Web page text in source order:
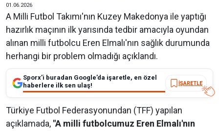
01.06.2026
A Milli Futbol Takımı'nın Kuzey Makedonya ile yaptığı
hazırlık maçının ilk yarısında tedbir amacıyla oyundan
alınan milli futbolcu Eren Elmalı'nın sağlık durumunda
herhangi bir problem olmadığı açıklandı.
Sporx’i buradan Google’da işaretle, en özel
haberlere ilk sen ulaş!
İŞARETLE
Türkiye Futbol Federasyonundan (TFF) yapılan
açıklamada, "A milli futbolcumuz Eren Elmalı'nın